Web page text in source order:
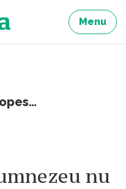
Menu
Cristian Tudor Popescu
nu